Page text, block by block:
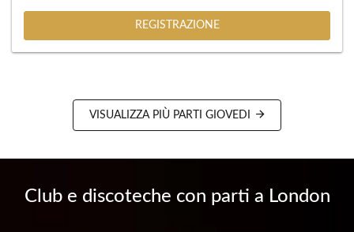
REGISTRAZIONE
VISUALIZZA PIÙ PARTI GIOVEDI
Club e discoteche con parti a London